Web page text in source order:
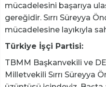
mücadelesini başarıya
gereğidir. Sırrı Süreyya
mücadelesine layıkıyla
Türkiye İşçi Partisi:
TBMM Başkanvekili ve
Milletvekili Sırrı Süreyya